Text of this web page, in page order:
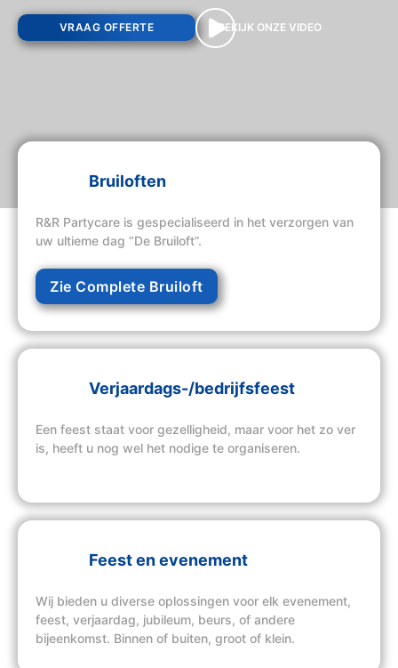
VRAAG OFFERTE BEKIJK ONZE VIDEO
Bruiloften
R&R Partycare is gespecialiseerd in het verzorgen van
uw ultieme dag “De Bruiloft”.
Zie Complete Bruiloft
Verjaardags-/bedrijfsfeest
Een feest staat voor gezelligheid, maar voor het zo ver
is, heeft u nog wel het nodige te organiseren.
Feest en evenement
Wij bieden u diverse oplossingen voor elk evenement,
feest, verjaardag, jubileum, beurs, of andere
bijeenkomst. Binnen of buiten, groot of klein.